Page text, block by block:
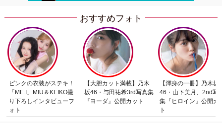
おすすめフォト
ピンクの衣装がステキ！
「ME:I」MIU＆KEIKO撮
り下ろしインタビューフ
ォト
【大胆カット満載】乃木
坂46・与田祐希3rd写真集
『ヨーダ』公開カット
【渾身の一冊】乃木坂
46・山下美月、2nd写
集『ヒロイン』公開カ
ト